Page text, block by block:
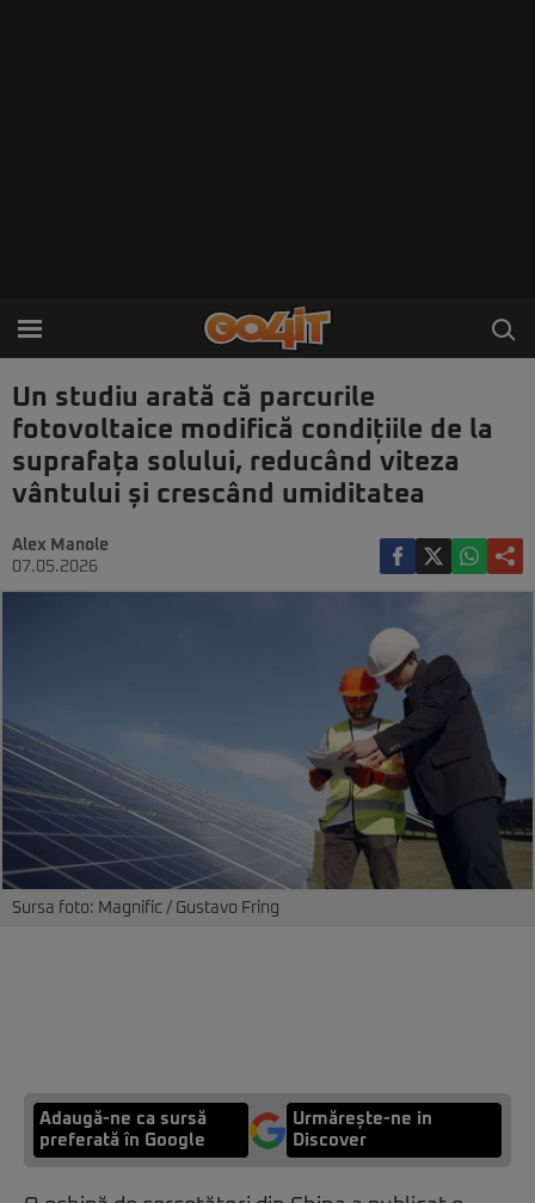
Un studiu arată că parcurile
fotovoltaice modifică condițiile de la
suprafața solului, reducând viteza
vântului și crescând umiditatea
Alex Manole
07.05.2026
Sursa foto: Magnific / Gustavo Fring
Adaugă-ne ca sursă
preferată în Google
Urmărește-ne in
Discover